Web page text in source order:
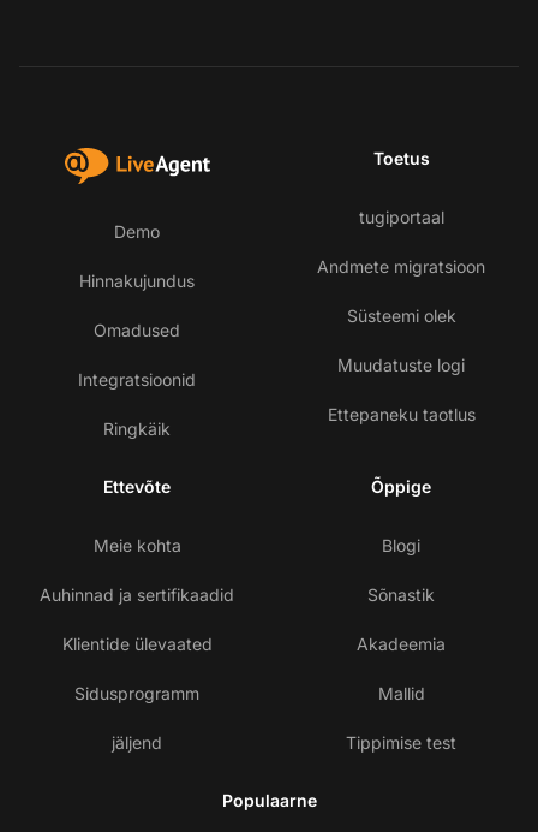
Demo
Hinnakujundus
Omadused
Integratsioonid
Ringkäik
Toetus
tugiportaal
Andmete migratsioon
Süsteemi olek
Muudatuste logi
Ettepaneku taotlus
Ettevõte
Meie kohta
Auhinnad ja sertifikaadid
Klientide ülevaated
Sidusprogramm
jäljend
Õppige
Blogi
Sõnastik
Akadeemia
Mallid
Tippimise test
Populaarne